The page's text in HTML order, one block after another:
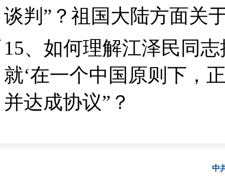
谈判”？祖国大陆方面关
15、如何理解江泽民同
就‘在一个中国原则下，
并达成协议”？
中